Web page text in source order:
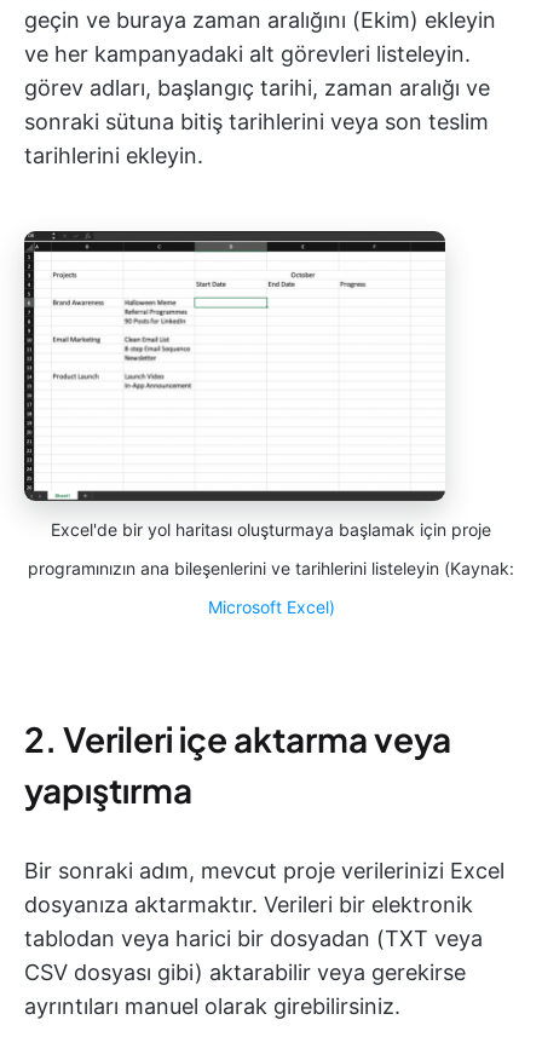
geçin ve buraya zaman aralığını (Ekim) ekleyin
ve her kampanyadaki alt görevleri listeleyin.
görev adları, başlangıç tarihi, zaman aralığı ve
sonraki sütuna bitiş tarihlerini veya son teslim
tarihlerini ekleyin.
Excel'de bir yol haritası oluşturmaya başlamak için proje
programınızın ana bileşenlerini ve tarihlerini listeleyin (Kaynak:
Microsoft Excel)
2. Verileri içe aktarma veya
yapıştırma
Bir sonraki adım, mevcut proje verilerinizi Excel
dosyanıza aktarmaktır. Verileri bir elektronik
tablodan veya harici bir dosyadan (TXT veya
CSV dosyası gibi) aktarabilir veya gerekirse
ayrıntıları manuel olarak girebilirsiniz.